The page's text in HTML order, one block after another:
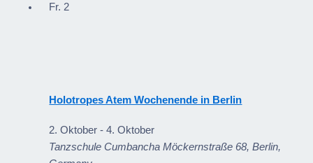
Fr. 2
Holotropes Atem Wochenende in Berlin
2. Oktober -4. Oktober
Tanzschule CumbanchaMöckernstraße 68, Berlin,